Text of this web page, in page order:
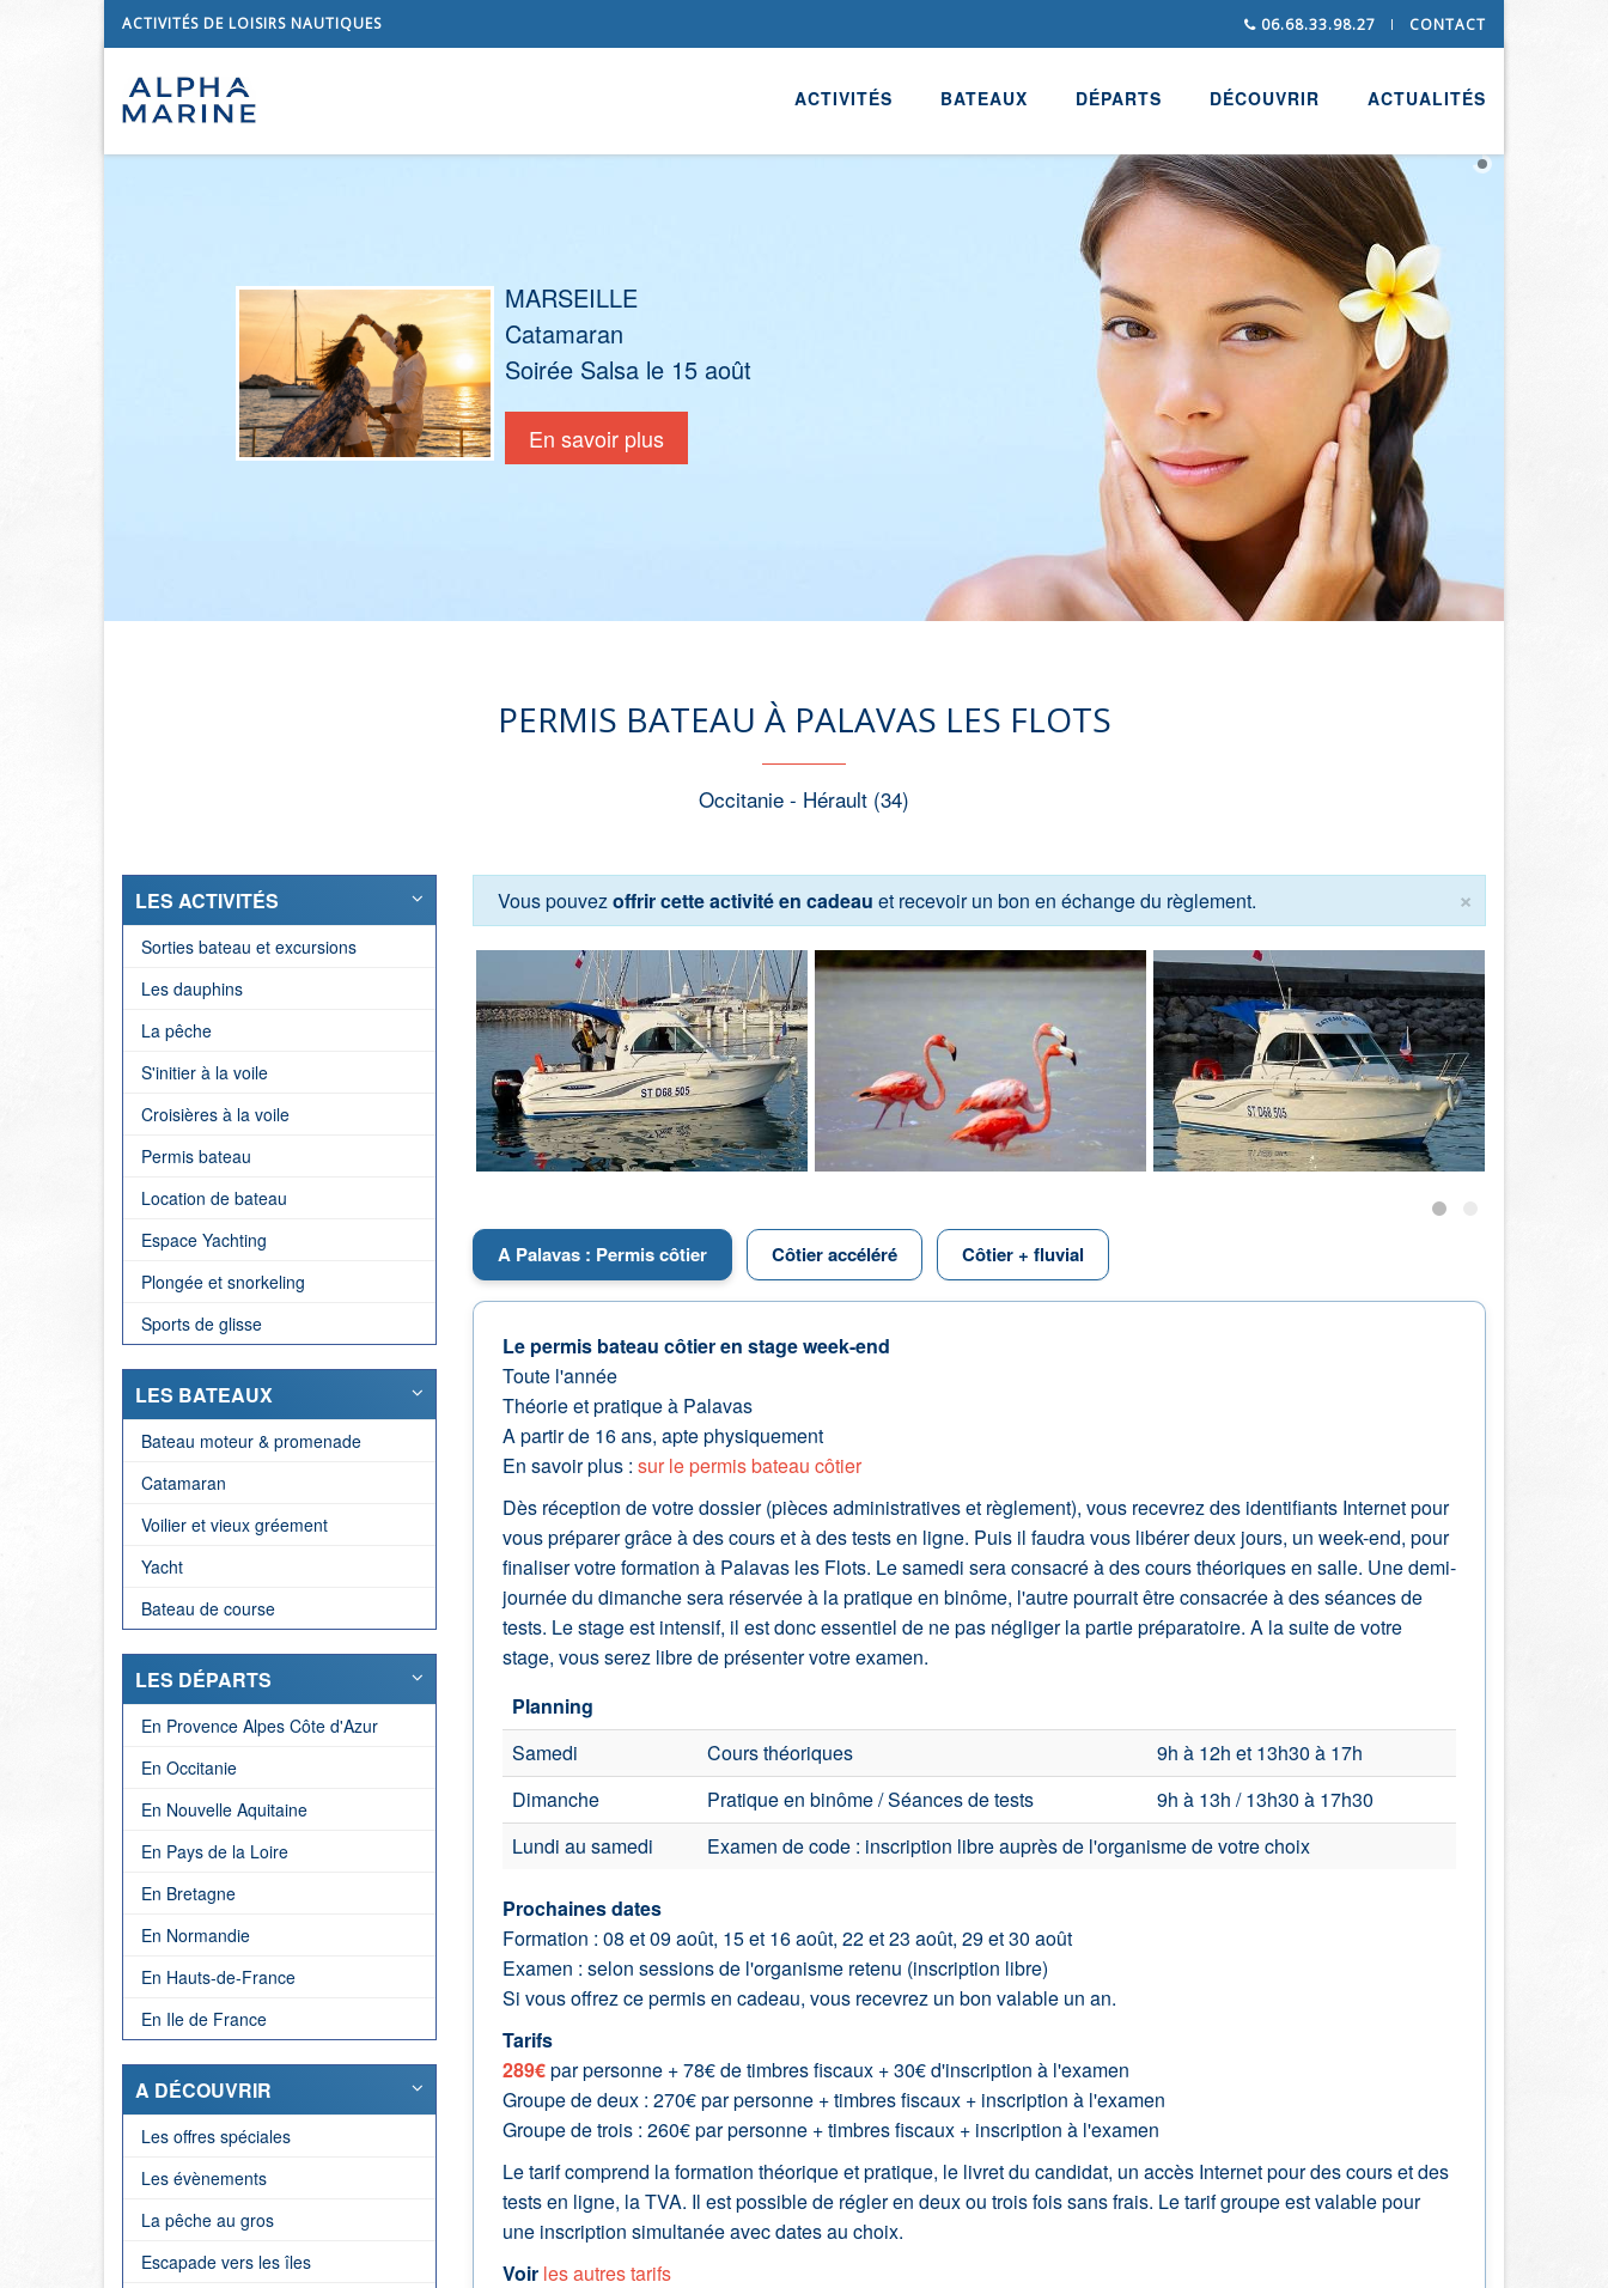
ACTIVITÉS DE LOISIRS NAUTIQUES 06.68.33.98.27 CONTACT
ACTIVITÉS BATEAUX DÉPARTS DÉCOUVRIR ACTUALITÉS
MARSEILLE
Catamaran
Soirée Salsa le 15 août
En savoir plus
PERMIS BATEAU À PALAVAS LES FLOTS
Occitanie - Hérault (34)
×
Vous pouvezoffrir cette activité en cadeau et recevoir un bon en échange du règlement.
A Palavas : Permis côtier Côtier accéléré Côtier + fluvial
Le permis bateau côtier en stage week-end
Toute l'année
Théorie et pratique à Palavas
A partir de 16 ans, apte physiquement
En savoir plus : sur le permis bateau côtier
Dès réception de votre dossier (pièces administratives et règlement), vous recevrez des identifiants Internet pour
vous préparer grâce à des cours et à des tests en ligne. Puis il faudra vous libérer deux jours, un week-end, pour
finaliser votre formation à Palavas les Flots. Le samedi sera consacré à des cours théoriques en salle. Une demi-
journée du dimanche sera réservée à la pratique en binôme, l'autre pourrait être consacrée à des séances de
tests. Le stage est intensif, il est donc essentiel de ne pas négliger la partie préparatoire. A la suite de votre
stage, vous serez libre de présenter votre examen.
Planning
Samedi
Cours théoriques
9h à 12h et 13h30 à 17h
Dimanche
Pratique en binôme / Séances de tests
9h à 13h / 13h30 à 17h30
Lundi au samedi
Examen de code : inscription libre auprès de l'organisme de votre choix
Prochaines dates
Formation : 08 et 09 août, 15 et 16 août, 22 et 23 août, 29 et 30 août
Examen : selon sessions de l'organisme retenu (inscription libre)
Si vous offrez ce permis en cadeau, vous recevrez un bon valable un an.
Tarifs
289€par personne + 78€ de timbres fiscaux + 30€ d'inscription à l'examen
Groupe de deux : 270€ par personne + timbres fiscaux + inscription à l'examen
Groupe de trois : 260€ par personne + timbres fiscaux + inscription à l'examen
Le tarif comprend la formation théorique et pratique, le livret du candidat, un accès Internet pour des cours et des
tests en ligne, la TVA. Il est possible de régler en deux ou trois fois sans frais. Le tarif groupe est valable pour
une inscription simultanée avec dates au choix.
Voir les autres tarifs
LES ACTIVITÉS
Sorties bateau et excursions
Les dauphins
La pêche
S'initier à la voile
Croisières à la voile
Permis bateau
Location de bateau
Espace Yachting
Plongée et snorkeling
Sports de glisse
LES BATEAUX
Bateau moteur & promenade
Catamaran
Voilier et vieux gréement
Yacht
Bateau de course
LES DÉPARTS
En Provence Alpes Côte d'Azur
En Occitanie
En Nouvelle Aquitaine
En Pays de la Loire
En Bretagne
En Normandie
En Hauts-de-France
En Ile de France
A DÉCOUVRIR
Les offres spéciales
Les évènements
La pêche au gros
Escapade vers les îles